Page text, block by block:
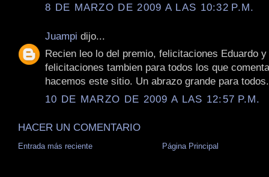
8 DE MARZO DE 2009 A LAS 10:32 P.M.
Juampi dijo...
Recien leo lo del premio, felicitaciones Eduardo
felicitaciones tambien para todos los que
hacemos este sitio. Un abrazo grande para todos.
10 DE MARZO DE 2009 A LAS 12:57 P.M.
HACER UN COMENTARIO
Entrada más reciente Página Principal